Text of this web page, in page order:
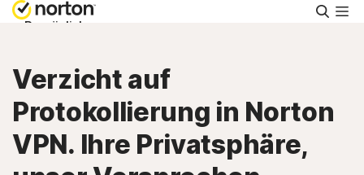
Persönlich
Small Business
Support
Verzicht auf
Protokollierung in Norton
VPN. Ihre Privatsphäre,